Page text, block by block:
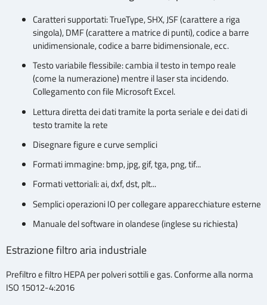
Caratteri supportati: TrueType, SHX, JSF (carattere a riga
singola), DMF (carattere a matrice di punti), codice a barre
unidimensionale, codice a barre bidimensionale, ecc.
Testo variabile flessibile: cambia il testo in tempo reale
(come la numerazione) mentre il laser sta incidendo.
Collegamento con file Microsoft Excel.
Lettura diretta dei dati tramite la porta seriale e dei dati di
testo tramite la rete
Disegnare figure e curve semplici
Formati immagine: bmp, jpg, gif, tga, png, tif...
Formati vettoriali: ai, dxf, dst, plt...
Semplici operazioni IO per collegare apparecchiature esterne
Manuale del software in olandese (inglese su richiesta)
Estrazione filtro aria industriale
Prefiltro e filtro HEPA per polveri sottili e gas. Conforme alla norma
ISO 15012-4:2016